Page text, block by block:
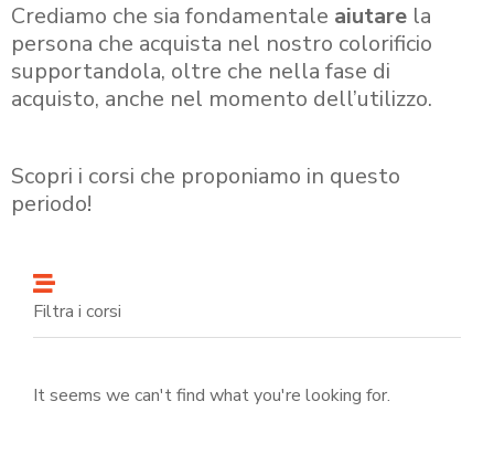
Crediamo che sia fondamentale aiutare la
persona che acquista nel nostro colorificio
supportandola, oltre che nella fase di
acquisto, anche nel momento dell’utilizzo.
Scopri i corsi che proponiamo in questo
periodo!
Filtra i corsi
It seems we can't find what you're looking for.